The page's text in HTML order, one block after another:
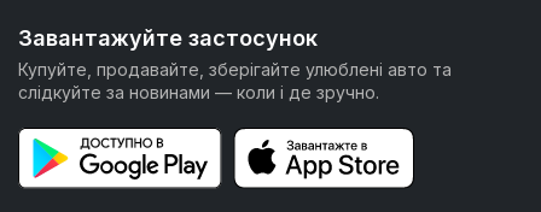
Завантажуйте застосунок
Купуйте, продавайте, зберігайте улюблені авто та
слідкуйте за новинами — коли і де зручно.